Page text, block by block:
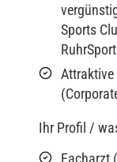
Sports
Ihr Profil /
Facharzt